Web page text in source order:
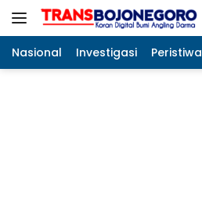
Langsung
Nasional Investigasi Peristiwa